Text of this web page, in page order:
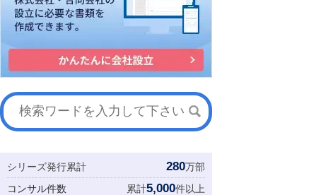
シリーズ発行累計 280万部
コンサル件数
累計5,000件以上